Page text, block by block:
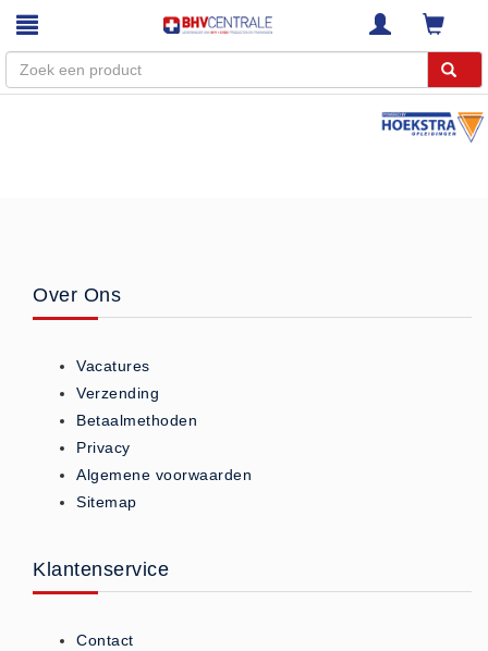
Diensten
RI&E
Bedrijfsnoodplannen
VCA Trajecten
ISO 9001 Begeleiding
Inspectiecentrale
Ons Team
Nieuws
Over Ons
Vacatures
Verzending
Betaalmethoden
Privacy
Algemene voorwaarden
Sitemap
Klantenservice
Contact